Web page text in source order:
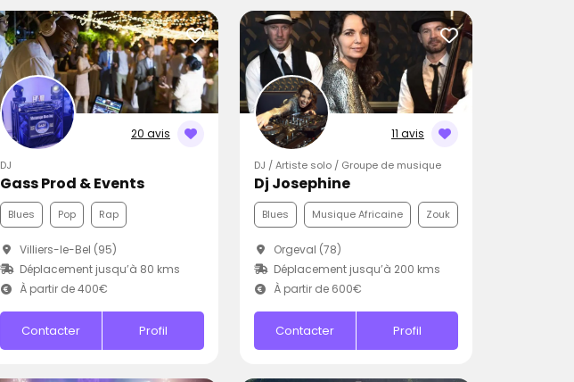
20 avis
DJ
Gass Prod & Events
Blues Pop Rap
Villiers-le-Bel (95)
Déplacement jusqu’à 80 kms
À partir de 400€
Contacter Profil
11 avis
DJ / Artiste solo / Groupe de musique
Dj Josephine
Blues Musique Africaine Zouk
Orgeval (78)
Déplacement jusqu’à 200 kms
À partir de 600€
Contacter Profil